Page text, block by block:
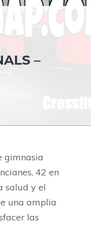
–
gimnasia
42 en
salud y el
una amplia
las